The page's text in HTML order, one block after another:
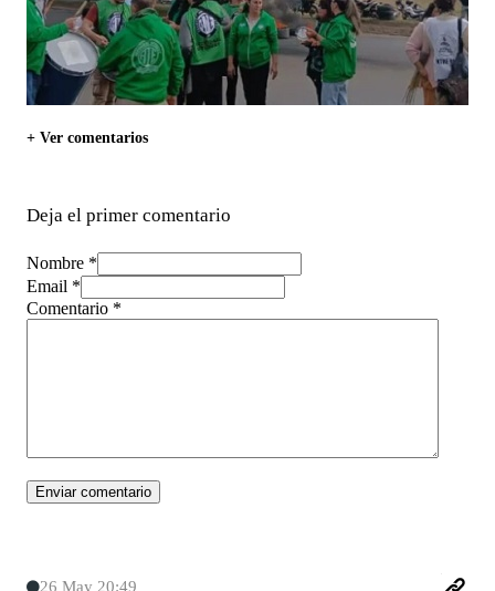
+ Ver comentarios
Deja el primer comentario
Nombre *
Email *
Comentario *
26 May 20:49